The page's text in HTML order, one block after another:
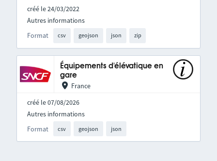
créé le 24/03/2022
Format csv geojson json zip
Autres informations
Équipements d'élévatique en
gare
France
créé le 07/08/2026
Format csv geojson json
Autres informations